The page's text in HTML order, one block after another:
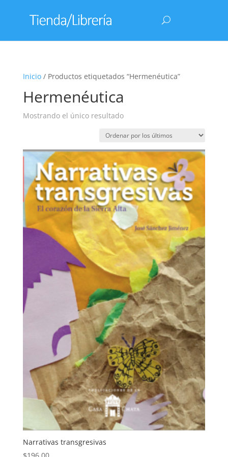
Inicio/ Productos etiquetados “Hermenéutica”
Hermenéutica
Mostrando el único resultado
Narrativas transgresivas
$196.00